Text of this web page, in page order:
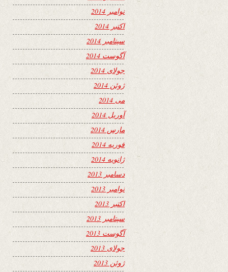
نوامبر 2014
اکتبر 2014
سپتامبر 2014
آگوست 2014
جولای 2014
ژوئن 2014
می 2014
آوریل 2014
مارس 2014
فوریه 2014
ژانویه 2014
دسامبر 2013
نوامبر 2013
اکتبر 2013
سپتامبر 2013
آگوست 2013
جولای 2013
ژوئن 2013